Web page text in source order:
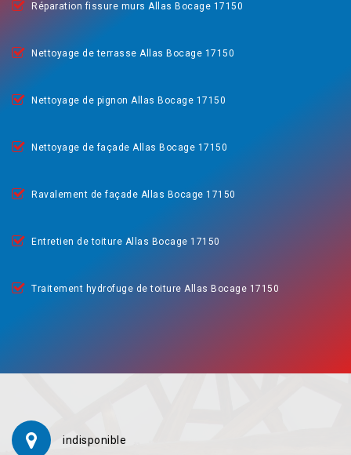
Réparation fissure murs Allas Bocage 17150
Nettoyage de terrasse Allas Bocage 17150
Nettoyage de pignon Allas Bocage 17150
Nettoyage de façade Allas Bocage 17150
Ravalement de façade Allas Bocage 17150
Entretien de toiture Allas Bocage 17150
Traitement hydrofuge de toiture Allas Bocage 17150
indisponible